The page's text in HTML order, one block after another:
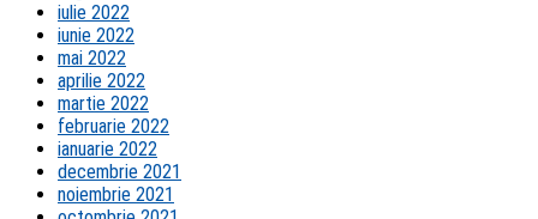
iulie 2022
iunie 2022
mai 2022
aprilie 2022
martie 2022
februarie 2022
ianuarie 2022
decembrie 2021
noiembrie 2021